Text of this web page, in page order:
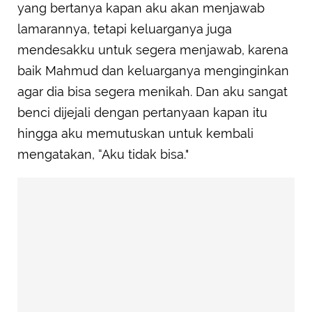
yang bertanya kapan aku akan menjawab
lamarannya, tetapi keluarganya juga
mendesakku untuk segera menjawab, karena
baik Mahmud dan keluarganya menginginkan
agar dia bisa segera menikah. Dan aku sangat
benci dijejali dengan pertanyaan kapan itu
hingga aku memutuskan untuk kembali
mengatakan, “Aku tidak bisa."